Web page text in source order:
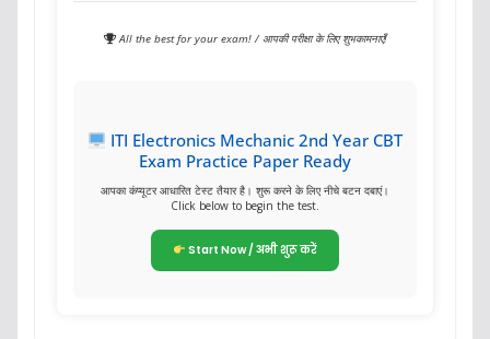
All the best for your exam! / आपकी परीक्षा के लिए शुभकामनाएँ!
ITI Electronics Mechanic 2nd Year CBT
Exam Practice Paper Ready
आपका कंप्यूटर आधारित टेस्ट तैयार है। शुरू करने के लिए नीचे बटन दबाएं।
Click below to begin the test.
Start Now / अभी शुरू करें